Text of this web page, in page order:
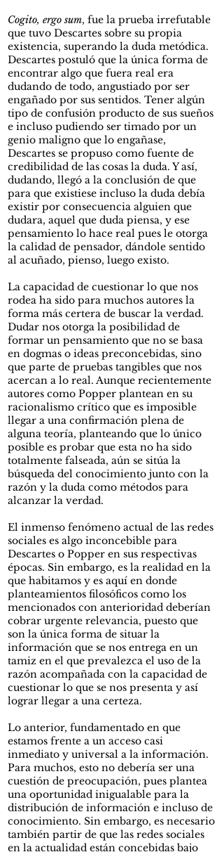
Cogito, ergo sum, fue la prueba irrefutable
que tuvo Descartes sobre su propia
existencia, superando la duda metódica.
Descartes postuló que la única forma de
encontrar algo que fuera real era
dudando de todo, angustiado por ser
engañado por sus sentidos. Tener algún
tipo de confusión producto de sus sueños
e incluso pudiendo ser timado por un
genio maligno que lo engañase,
Descartes se propuso como fuente de
credibilidad de las cosas la duda. Y así,
dudando, llegó a la conclusión de que
para que existiese incluso la duda debía
existir por consecuencia alguien que
dudara, aquel que duda piensa, y ese
pensamiento lo hace real pues le otorga
la calidad de pensador, dándole sentido
al acuñado, pienso, luego existo.
La capacidad de cuestionar lo que nos
rodea ha sido para muchos autores la
forma más certera de buscar la verdad.
Dudar nos otorga la posibilidad de
formar un pensamiento que no se basa
en dogmas o ideas preconcebidas, sino
que parte de pruebas tangibles que nos
acercan a lo real. Aunque recientemente
autores como Popper plantean en su
racionalismo crítico que es imposible
llegar a una confirmación plena de
alguna teoría, planteando que lo único
posible es probar que esta no ha sido
totalmente falseada, aún se sitúa la
búsqueda del conocimiento junto con la
razón y la duda como métodos para
alcanzar la verdad.
El inmenso fenómeno actual de las redes
sociales es algo inconcebible para
Descartes o Popper en sus respectivas
épocas. Sin embargo, es la realidad en la
que habitamos y es aquí en donde
planteamientos filosóficos como los
mencionados con anterioridad deberían
cobrar urgente relevancia, puesto que
son la única forma de situar la
información que se nos entrega en un
tamiz en el que prevalezca el uso de la
razón acompañada con la capacidad de
cuestionar lo que se nos presenta y así
lograr llegar a una certeza.
Lo anterior, fundamentado en que
estamos frente a un acceso casi
inmediato y universal a la información.
Para muchos, esto no debería ser una
cuestión de preocupación, pues plantea
una oportunidad inigualable para la
distribución de información e incluso de
conocimiento. Sin embargo, es necesario
también partir de que las redes sociales
en la actualidad están concebidas bajo